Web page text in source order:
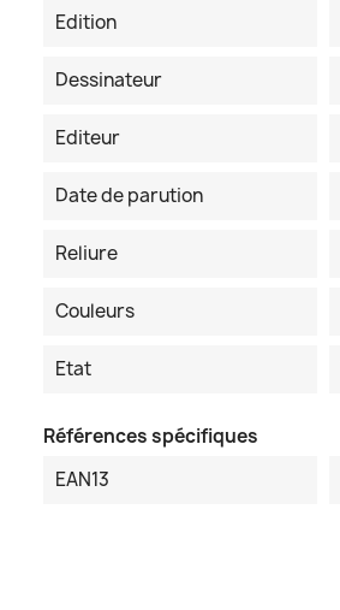
Edition
Dessinateur
Editeur
Date de parution
Reliure
Couleurs
Etat
Références spécifiques
EAN13